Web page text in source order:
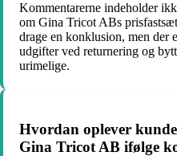
Kommentarerne indeholder
om Gina Tricot ABs
drage en konklusion, men der
udgifter ved returnering og
urimelige.
Hvordan oplever
Gina Tricot AB ifølge